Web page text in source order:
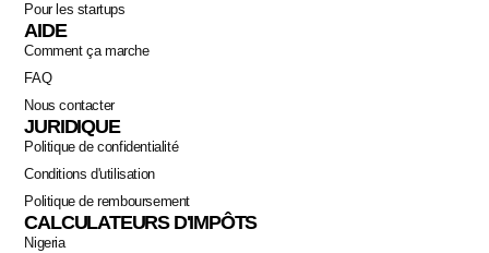
Pour les startups
AIDE
Comment ça marche
FAQ
Nous contacter
JURIDIQUE
Politique de confidentialité
Conditions d'utilisation
Politique de remboursement
CALCULATEURS D'IMPÔTS
Nigeria